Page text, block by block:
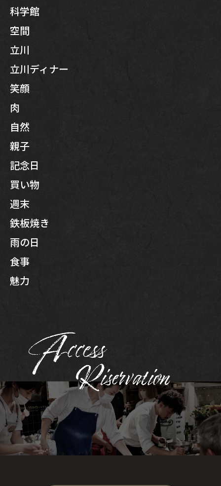
科学館
空間
立川
立川ディナー
笑顔
肉
自然
親子
記念日
買い物
週末
鉄板焼き
雨の日
食事
魅力